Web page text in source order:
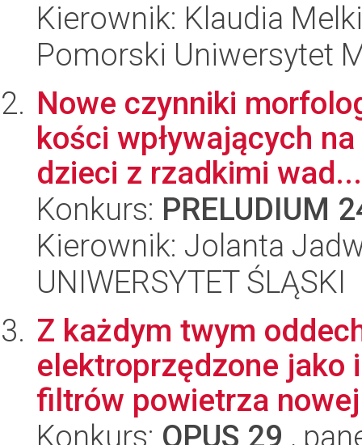
Kierownik: Klaudia
Pomorski Uniwersytet
Nowe czynniki
kości wpływających
dzieci z rzadkimi wad...
Konkurs: PRELUDIUM
Kierownik: Jolanta
UNIWERSYTET ŚLĄSKI
Z każdym twym
elektroprzędzone jako
filtrów powietrza
Konkurs: OPUS 29 ,